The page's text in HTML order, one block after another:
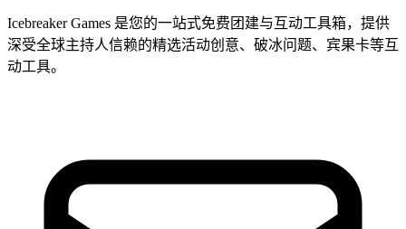
Icebreaker Games 是您的一站式免费团建与互动工具箱，提供
深受全球主持人信赖的精选活动创意、破冰问题、宾果卡等互
动工具。